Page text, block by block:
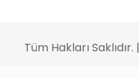
Tüm Hakları Saklıdır. |